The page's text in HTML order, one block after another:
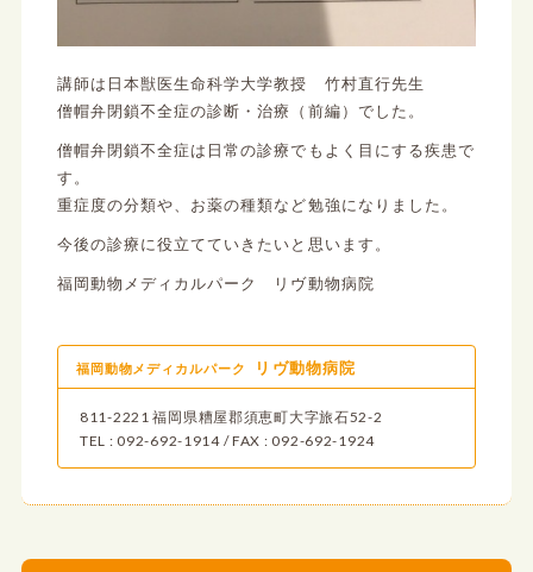
講師は日本獣医生命科学大学教授 竹村直行先生
僧帽弁閉鎖不全症の診断・治療（前編）でした。
僧帽弁閉鎖不全症は日常の診療でもよく目にする疾患で
す。
重症度の分類や、お薬の種類など勉強になりました。
今後の診療に役立てていきたいと思います。
福岡動物メディカルパーク リヴ動物病院
福岡動物メディカルパーク リヴ動物病院
811-2221 福岡県糟屋郡須恵町大字旅石52-2
TEL : 092-692-1914 / FAX : 092-692-1924